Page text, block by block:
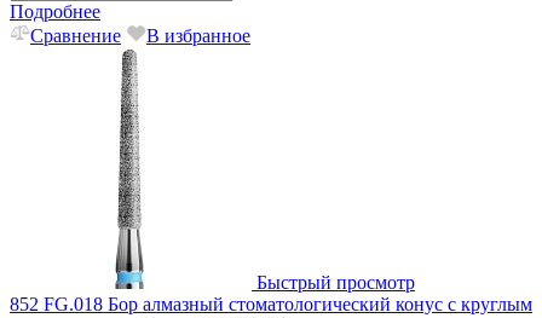
Подробнее
Сравнение
В избранное
Быстрый просмотр
852 FG.018 Бор алмазный стоматологический конус с круглым